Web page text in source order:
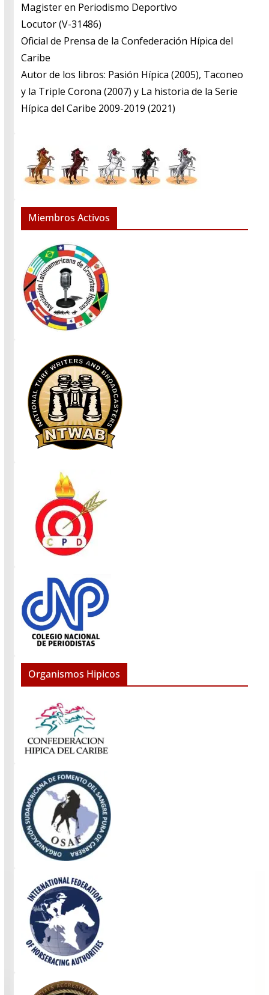
​Magister en Periodismo Deportivo
​Locutor (V-31486)
​Oficial de Prensa de la Confederación Hípica del
Caribe
​Autor de los libros: Pasión Hípica (2005), Taconeo
y la Triple Corona (2007) y La historia de la Serie
Hípica del Caribe 2009-2019 (2021)
Miembros Activos
Organismos Hipicos